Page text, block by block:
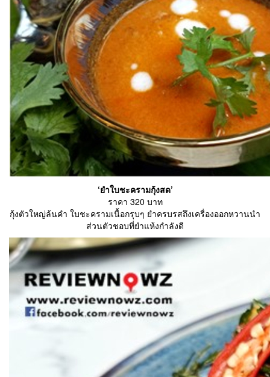
‘ยำใบชะครามกุ้งสด’
ราคา 320 บาท
กุ้งตัวใหญ่ล้นคำ ใบชะครามเนื้อกรุบๆ ยำครบรสถึงเครื่องออกหวานนำ
ส่วนตัวชอบที่ยำแห้งกำลังดี